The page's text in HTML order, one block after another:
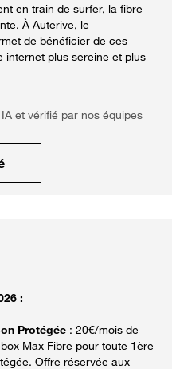
en train de surfer, la fibre
À Auterive, le
de bénéficier de ces
internet plus sereine et plus
et vérifié par nos équipes
:
Protégée : 20€/mois de
Max Fibre pour toute 1ère
Offre réservée aux